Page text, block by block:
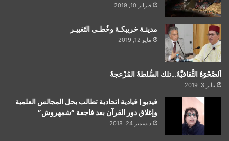
فبراير 10, 2019
مدينـة خريبكـة وخُطـى التَغييـر
مايو 12, 2019
اَلصَّحْوَةُ الثَّقافيَّةُ…تلك السُّلطةُ المُزْعجةُ
يناير 3, 2019
فيديو | قيادية اتحادية تطالب بحل المجالس العلمية
وإغلاق دور القرآن بعد فاجعة “شمهروش”
ديسمبر 24, 2018